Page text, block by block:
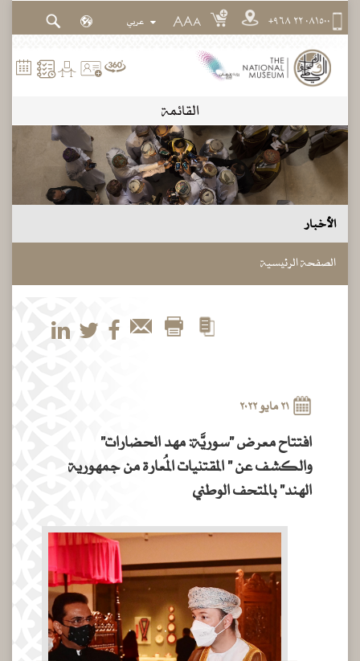
٠٨١٥٠٠ ٢٢ ٩٦٨+ A
A
A
القائمة
الأخبار
الصفحة الرئيسية
٢١ مايو ٢٠٢٢
افتتاح معرض "سوريَّة: مهد الحضارات"
والكشف عن " المقتنيات المُعارة من جمهورية
الهند" بالمتحف الوطني